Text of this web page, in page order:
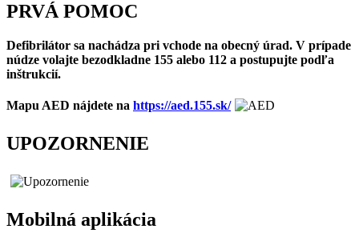
PRVÁ POMOC
Defibrilátor sa nachádza pri vchode na obecný úrad. V prípade
núdze volajte bezodkladne 155 alebo 112 a postupujte podľa
inštrukcií.
Mapu AED nájdete na https://aed.155.sk/
UPOZORNENIE
Mobilná aplikácia